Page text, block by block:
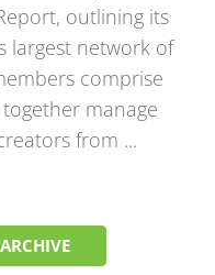
outlining its
largest network of
comprise
manage
from ...